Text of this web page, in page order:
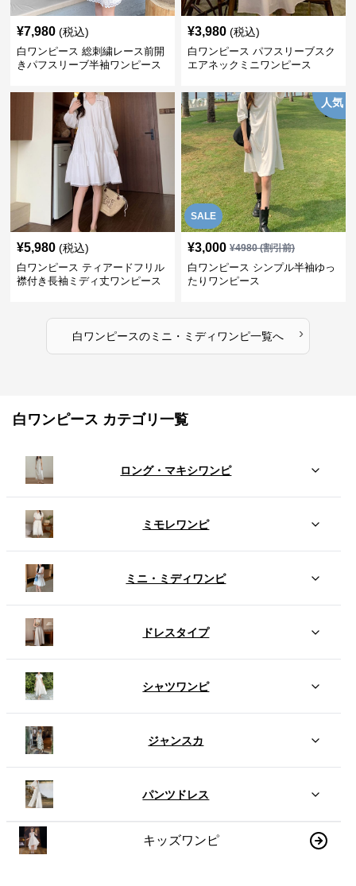
¥7,980 (税込)
白ワンピース 総刺繍レース前開
きパフスリーブ半袖ワンピース
¥3,980 (税込)
白ワンピース パフスリーブスク
エアネックミニワンピース
¥5,980 (税込)
白ワンピース ティアードフリル
襟付き長袖ミディ丈ワンピース
SALE
人気
¥3,000 ¥4980(割引前)
白ワンピース シンプル半袖ゆっ
たりワンピース
白ワンピースのミニ・ミディワンピ一覧へ ›
白ワンピース カテゴリ一覧
ロング・マキシワンピ
ミモレワンピ
ミニ・ミディワンピ
ドレスタイプ
シャツワンピ
ジャンスカ
パンツドレス
キッズワンピ